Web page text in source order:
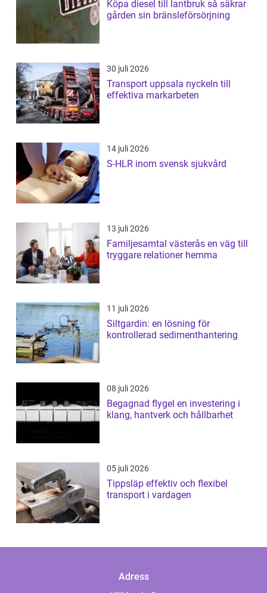
Köpa diesel till lantbruk så säkrar
gården sin bränsleförsörjning
30 juli 2026
Transport uppsala nyckeln till
effektiva markarbeten
14 juli 2026
S-HLR inom svensk sjukvård
13 juli 2026
Familjesamtal västerås en väg till
tryggare relationer hemma
11 juli 2026
Siltgardin: en lösning för
kontrollerad sedimenthantering
08 juli 2026
Begagnad flygel en investering i
klang, hantverk och hållbarhet
05 juli 2026
Tippsläp effektiv och flexibel
transport i vardagen
Adress